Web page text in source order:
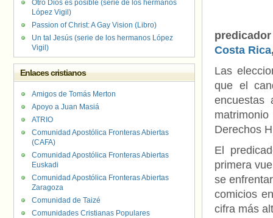
Costa Rica
Las
que el
encuestas
Derechos
El
primera
se
comicios
cifra más
Otro Dios es posible (serie de los hermanos
López Vigil)
Passion of Christ: A Gay Vision (Libro)
Un tal Jesús (serie de los hermanos López
Vigil)
Enlaces cristianos
Amigos de Tomás Merton
Apoyo a Juan Masiá
ATRIO
Comunidad Apostólica Fronteras Abiertas
(CAFA)
Comunidad Apostólica Fronteras Abiertas
Euskadi
Comunidad Apostólica Fronteras Abiertas
Zaragoza
Comunidad de Taizé
Comunidades Cristianas Populares